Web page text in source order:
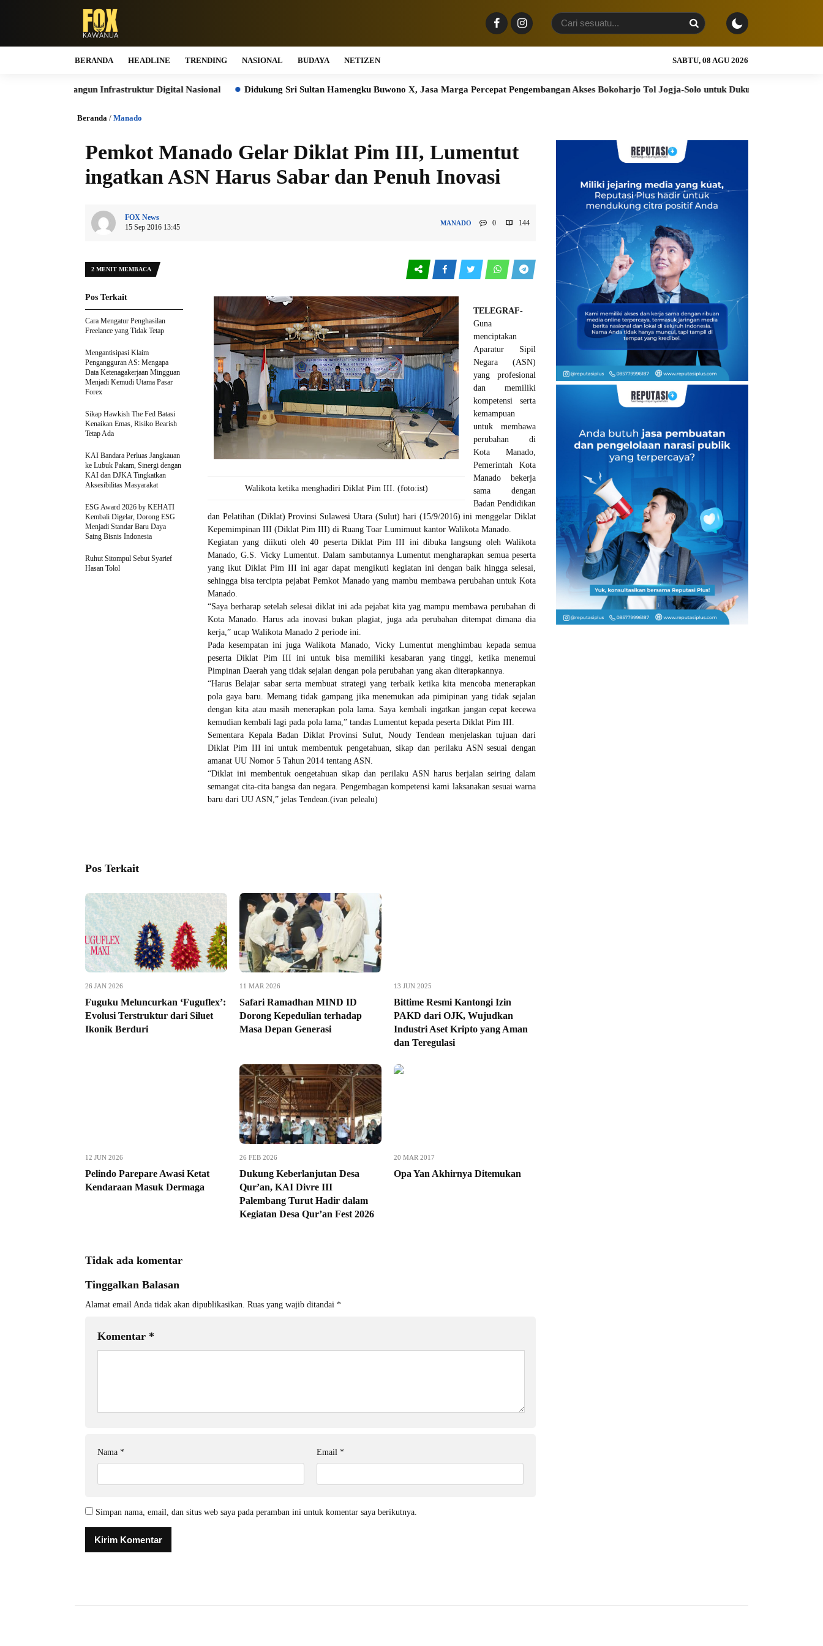
BERANDA HEADLINE TRENDING NASIONAL BUDAYA NETIZEN SABTU, 08 AGU 2026
Bangun Infrastruktur Digital Nasional Didukung Sri Sultan Hamengku Buwono X, Jasa Marga Percepat Pengembangan Akses Bokoharjo Tol Jogja-Solo untuk Dukung Konektivitas DIY
Beranda / Manado
Pemkot Manado Gelar Diklat Pim III, Lumentut
ingatkan ASN Harus Sabar dan Penuh Inovasi
FOX News
15 Sep 2016 13:45
MANADO 0 144
2 MENIT MEMBACA
Walikota ketika menghadiri Diklat Pim III. (foto:ist)
TELEGRAF-
Guna
menciptakan
Aparatur Sipil
Negara (ASN)
yang profesional
dan memiliki
kompetensi serta
kemampuan
untuk membawa
perubahan di
Kota Manado,
Pemerintah Kota
Manado bekerja
sama dengan
Badan Pendidikan
dan Pelatihan (Diklat) Provinsi Sulawesi Utara (Sulut) hari (15/9/2016) ini menggelar Diklat
Kepemimpinan III (Diklat Pim III) di Ruang Toar Lumimuut kantor Walikota Manado.
Kegiatan yang diikuti oleh 40 peserta Diklat Pim III ini dibuka langsung oleh Walikota
Manado, G.S. Vicky Lumentut. Dalam sambutannya Lumentut mengharapkan semua peserta
yang ikut Diklat Pim III ini agar dapat mengikuti kegiatan ini dengan baik hingga selesai,
sehingga bisa tercipta pejabat Pemkot Manado yang mambu membawa perubahan untuk Kota
Manado.
“Saya berharap setelah selesai diklat ini ada pejabat kita yag mampu membawa perubahan di
Kota Manado. Harus ada inovasi bukan plagiat, juga ada perubahan ditempat dimana dia
kerja,” ucap Walikota Manado 2 periode ini.
Pada kesempatan ini juga Walikota Manado, Vicky Lumentut menghimbau kepada semua
peserta Diklat Pim III ini untuk bisa memiliki kesabaran yang tinggi, ketika menemui
Pimpinan Daerah yang tidak sejalan dengan pola perubahan yang akan diterapkannya.
“Harus Belajar sabar serta membuat strategi yang terbaik ketika kita mencoba menerapkan
pola gaya baru. Memang tidak gampang jika menemukan ada pimipinan yang tidak sejalan
dengan kita atau masih menerapkan pola lama. Saya kembali ingatkan jangan cepat kecewa
kemudian kembali lagi pada pola lama,” tandas Lumentut kepada peserta Diklat Pim III.
Sementara Kepala Badan Diklat Provinsi Sulut, Noudy Tendean menjelaskan tujuan dari
Diklat Pim III ini untuk membentuk pengetahuan, sikap dan perilaku ASN sesuai dengan
amanat UU Nomor 5 Tahun 2014 tentang ASN.
“Diklat ini membentuk oengetahuan sikap dan perilaku ASN harus berjalan seiring dalam
semangat cita-cita bangsa dan negara. Pengembagan kompetensi kami laksanakan sesuai warna
baru dari UU ASN,” jelas Tendean.(ivan pelealu)
Pos Terkait
Cara Mengatur Penghasilan
Freelance yang Tidak Tetap
Mengantisipasi Klaim
Pengangguran AS: Mengapa
Data Ketenagakerjaan Mingguan
Menjadi Kemudi Utama Pasar
Forex
Sikap Hawkish The Fed Batasi
Kenaikan Emas, Risiko Bearish
Tetap Ada
KAI Bandara Perluas Jangkauan
ke Lubuk Pakam, Sinergi dengan
KAI dan DJKA Tingkatkan
Aksesibilitas Masyarakat
ESG Award 2026 by KEHATI
Kembali Digelar, Dorong ESG
Menjadi Standar Baru Daya
Saing Bisnis Indonesia
Ruhut Sitompul Sebut Syarief
Hasan Tolol
Pos Terkait
26 JAN 2026
Fuguku Meluncurkan ‘Fuguflex’:
Evolusi Terstruktur dari Siluet
Ikonik Berduri
11 MAR 2026
Safari Ramadhan MIND ID
Dorong Kepedulian terhadap
Masa Depan Generasi
13 JUN 2025
Bittime Resmi Kantongi Izin
PAKD dari OJK, Wujudkan
Industri Aset Kripto yang Aman
dan Teregulasi
12 JUN 2026
Pelindo Parepare Awasi Ketat
Kendaraan Masuk Dermaga
26 FEB 2026
Dukung Keberlanjutan Desa
Qur’an, KAI Divre III
Palembang Turut Hadir dalam
Kegiatan Desa Qur’an Fest 2026
20 MAR 2017
Opa Yan Akhirnya Ditemukan
Tidak ada komentar
Tinggalkan Balasan
Alamat email Anda tidak akan dipublikasikan. Ruas yang wajib ditandai *
Komentar *
Nama * Email *
Simpan nama, email, dan situs web saya pada peramban ini untuk komentar saya berikutnya.